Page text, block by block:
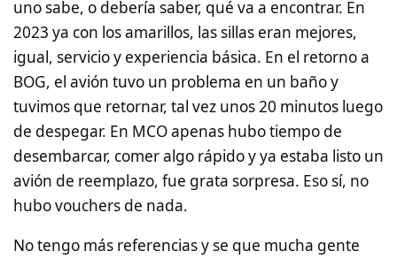
uno sabe, o debería saber, qué va a encontrar. En
2023 ya con los amarillos, las sillas eran mejores,
igual, servicio y experiencia básica. En el retorno a
BOG, el avión tuvo un problema en un baño y
tuvimos que retornar, tal vez unos 20 minutos luego
de despegar. En MCO apenas hubo tiempo de
desembarcar, comer algo rápido y ya estaba listo un
avión de reemplazo, fue grata sorpresa. Eso sí, no
hubo vouchers de nada.
No tengo más referencias y se que mucha gente